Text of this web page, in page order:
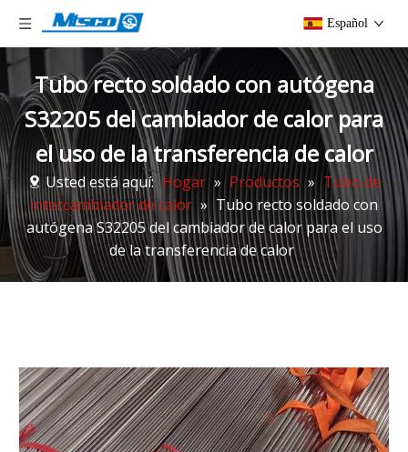
Español
Tubo recto soldado con autógena
S32205 del cambiador de calor para
el uso de la transferencia de calor
Usted está aquí: Hogar » Productos » Tubo de
intercambiador de calor » Tubo recto soldado con
autógena S32205 del cambiador de calor para el uso
de la transferencia de calor